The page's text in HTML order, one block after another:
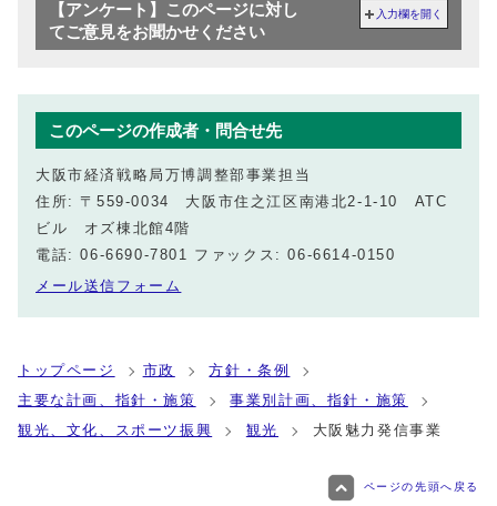
【アンケート】このページに対し
てご意見をお聞かせください
入力欄を開く
このページの作成者・問合せ先
大阪市経済戦略局万博調整部事業担当
住所: 〒559-0034 大阪市住之江区南港北2‐1‐10 ATC
ビル オズ棟北館4階
電話: 06-6690-7801 ファックス: 06-6614-0150
メール送信フォーム
トップページ 市政
方針・条例
主要な計画、指針・施策
事業別計画、指針・施策
観光、文化、スポーツ振興
観光 大阪魅力発信事業
ページの先頭へ戻る